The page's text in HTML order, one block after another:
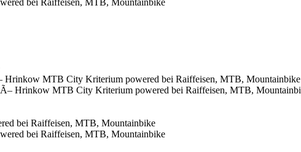
MTB City Kriterium powered bei Raiffeisen, MTB, Mountainbike
bei Raiffeisen, MTB, Mountainbike